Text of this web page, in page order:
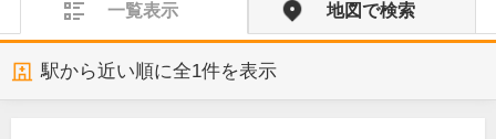
一覧表示 地図で検索
駅から近い順に全1件を表示